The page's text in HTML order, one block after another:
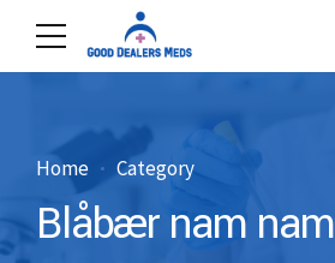
Home Category
Blåbær nam nam